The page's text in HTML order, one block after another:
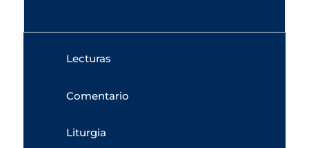
Lecturas
Comentario
Liturgia